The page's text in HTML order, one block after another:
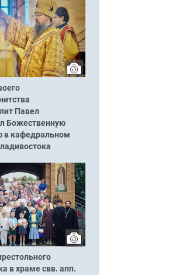
Павел
Божественную
в кафедральном
в храме свв. апп.